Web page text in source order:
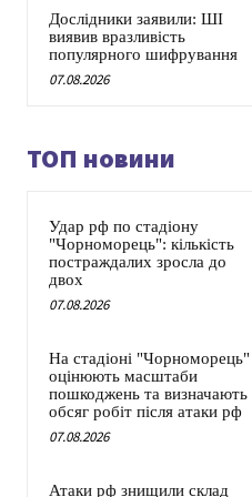
Дослідники заявили: ШІ
виявив вразливість
популярного шифрування
07.08.2026
ТОП новини
Удар рф по стадіону
"Чорноморець": кількість
постраждалих зросла до
двох
07.08.2026
На стадіоні "Чорноморець"
оцінюють масштаби
пошкоджень та визначають
обсяг робіт після атаки рф
07.08.2026
Атаки рф знищили склад